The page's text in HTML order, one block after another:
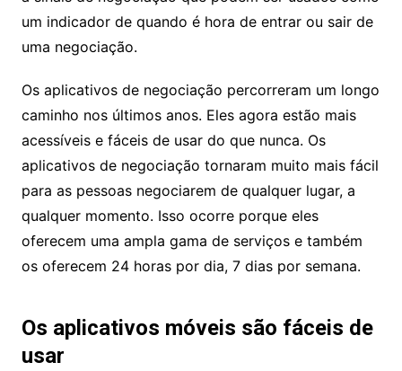
um indicador de quando é hora de entrar ou sair de
uma negociação.
Os aplicativos de negociação percorreram um longo
caminho nos últimos anos. Eles agora estão mais
acessíveis e fáceis de usar do que nunca. Os
aplicativos de negociação tornaram muito mais fácil
para as pessoas negociarem de qualquer lugar, a
qualquer momento. Isso ocorre porque eles
oferecem uma ampla gama de serviços e também
os oferecem 24 horas por dia, 7 dias por semana.
Os aplicativos móveis são fáceis de
usar